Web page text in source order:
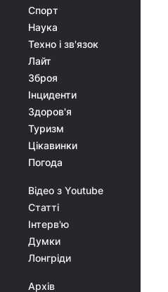
Спорт
Наука
Техно і зв'язок
Лайт
Зброя
Інциденти
Здоров'я
Туризм
Цікавинки
Погода
Відео з Youtube
Статті
Інтерв'ю
Думки
Лонгріди
Архів